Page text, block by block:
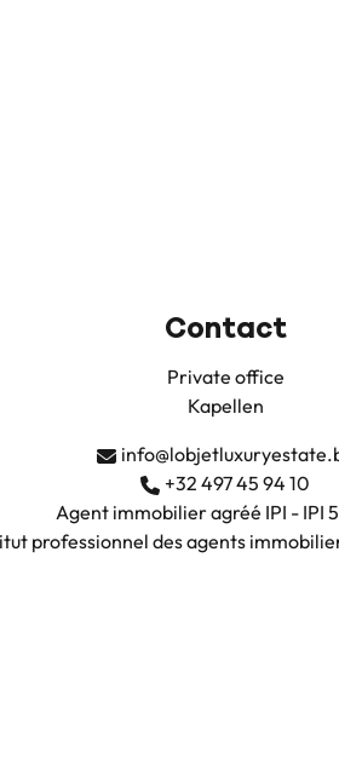
Contact
Private office
Kapellen
+32 497 45 94 10
Agent immobilier agréé IPI - IPI
professionnel des agents